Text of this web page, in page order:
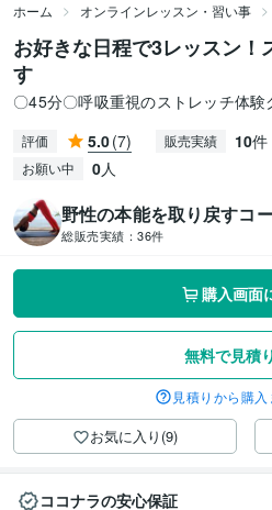
ホーム オンラインレッスン・習い事
お好きな日程で3レッスン！
す
〇45分〇呼吸重視のストレッチ体験
評価 5.0(7) 販売実績 10件
お願い中 0人
野性の本能を取り戻すコ
総販売実績： 36件
購入画面
無料で見積
見積りから購
お気に入り(9)
ココナラの安心保証